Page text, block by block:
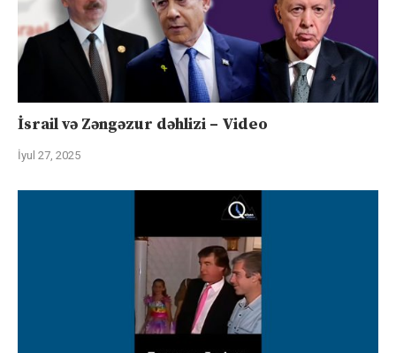
İsrail və Zəngəzur dəhlizi – Video
İyul 27, 2025